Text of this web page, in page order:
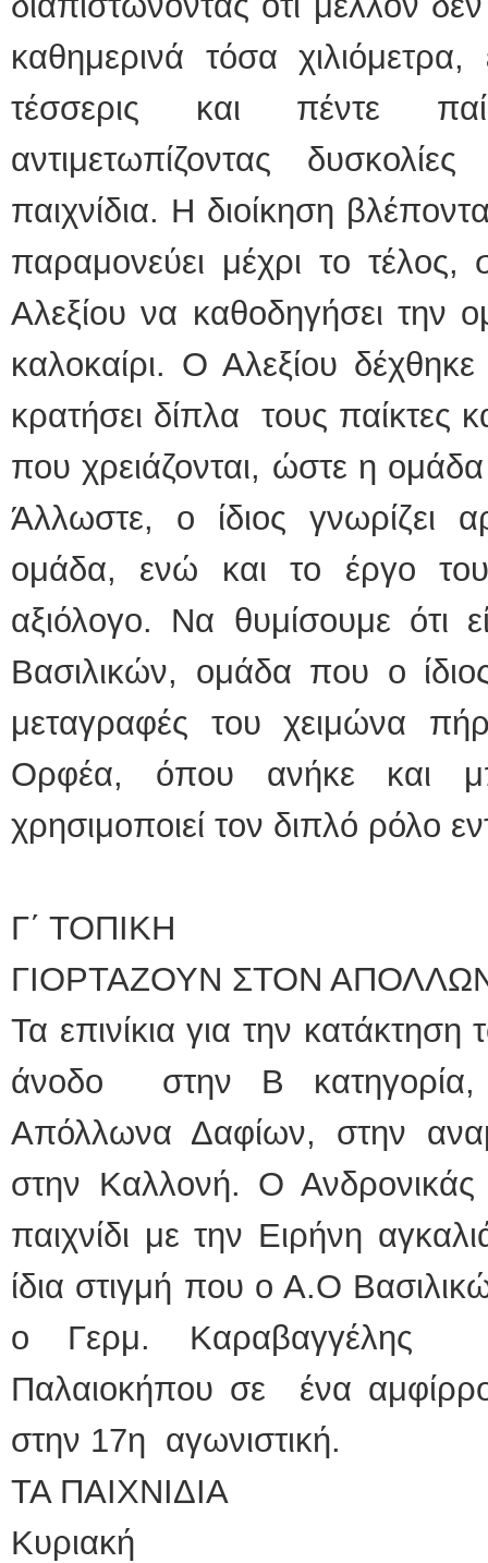
καθημερινά τόσα
τέσσερις και πέντε
αντιμετωπίζοντας
παιχνίδια. Η διοίκηση
παραμονεύει μέχρι το
Αλεξίου να καθοδηγήσει την
καλοκαίρι. Ο Αλεξίου
κρατήσει δίπλα τους παίκτες
που χρειάζονται, ώστε η ομάδα
Άλλωστε, ο ίδιος γνωρίζει
ομάδα, ενώ και το έργο
αξιόλογο. Να θυμίσουμε ότι
Βασιλικών, ομάδα που ο
μεταγραφές του χειμώνα
Ορφέα, όπου ανήκε και
χρησιμοποιεί τον διπλό ρόλο
Γ΄ ΤΟΠΙΚΗ
ΓΙΟΡΤΑΖΟΥΝ ΣΤΟΝ
Τα επινίκια για την
άνοδο στην Β
Απόλλωνα Δαφίων, στην
στην Καλλονή. Ο
παιχνίδι με την Ειρήνη
ίδια στιγμή που ο Α.Ο
ο Γερμ. Καραβαγγέλης
Παλαιοκήπου σε ένα
στην 17η αγωνιστική.
ΤΑ ΠΑΙΧΝΙΔΙΑ
Κυριακή